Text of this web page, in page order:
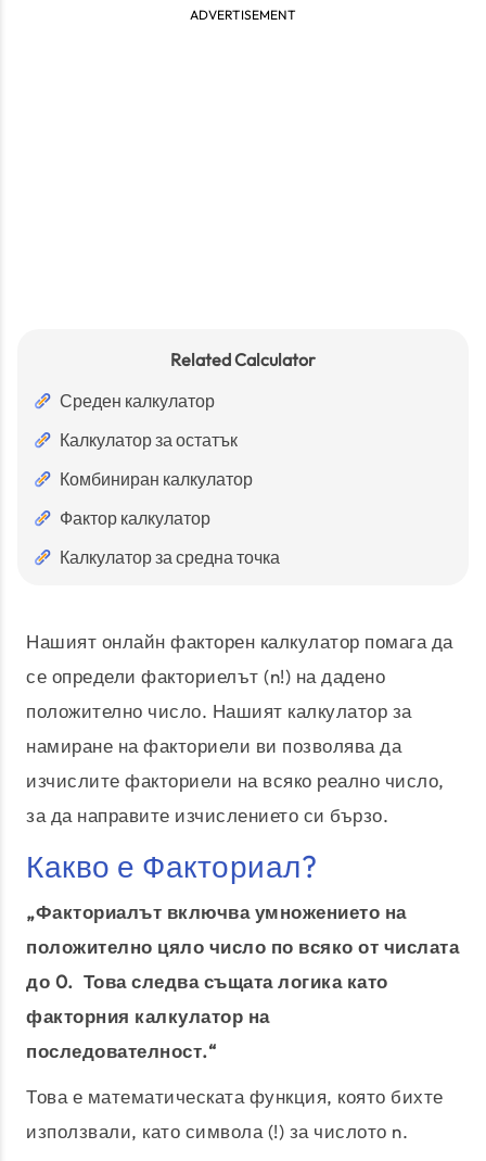
ADVERTISEMENT
Related Calculator
Среден калкулатор
Калкулатор за остатък
Комбиниран калкулатор
Фактор калкулатор
Калкулатор за средна точка
Нашият онлайн факторен калкулатор помага да
се определи факториелът (n!) на дадено
положително число. Нашият калкулатор за
намиране на факториели ви позволява да
изчислите факториели на всяко реално число,
за да направите изчислението си бързо.
Какво е Факториал?
„Факториалът включва умножението на
положително цяло число по всяко от числата
до 0. Това следва същата логика като
факторния калкулатор на
последователност.“
Това е математическата функция, която бихте
използвали, като символа (!) за числото n.